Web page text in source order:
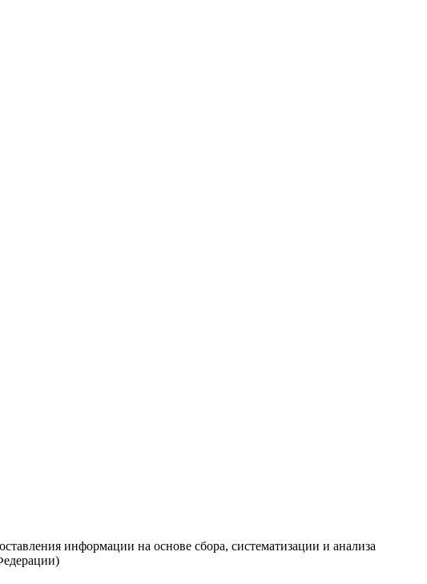
информации на основе сбора, систематизации и анализа